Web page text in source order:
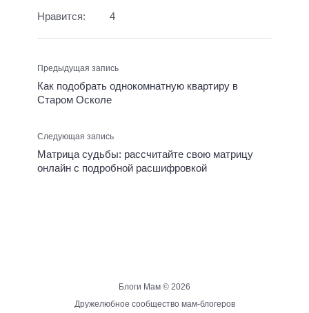
Нравится: 4
Предыдущая запись
Как подобрать однокомнатную квартиру в
Старом Осколе
Следующая запись
Матрица судьбы: рассчитайте свою матрицу
онлайн с подробной расшифровкой
Блоги Мам © 2026
Дружелюбное сообщество мам-блогеров